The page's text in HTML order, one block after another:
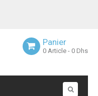
Panier
0 Article - 0 Dhs